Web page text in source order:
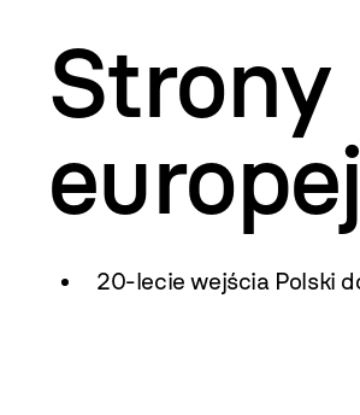
Strony
20-lecie wejścia Polski